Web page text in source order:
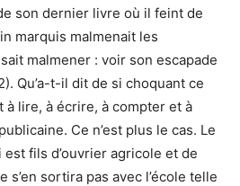
son dernier livre où il feint de
marquis malmenait les
malmener : voir son escapade
Qu’a-t-il dit de si choquant ce
à lire, à écrire, à compter et à
Ce n’est plus le cas. Le
est fils d’ouvrier agricole et de
s’en sortira pas avec l’école telle